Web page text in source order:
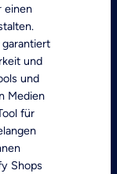
einen
garantiert
und
und
Medien
für
Shops